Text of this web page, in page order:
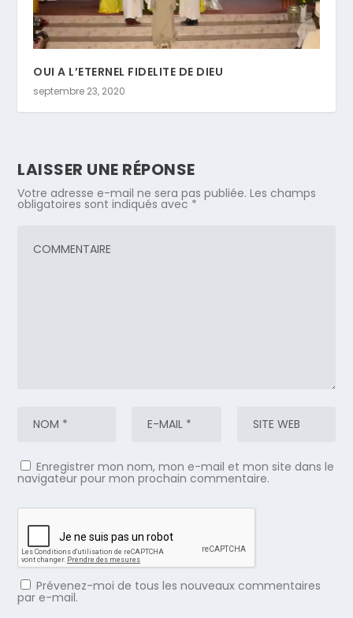
OUI A L’ETERNEL FIDELITE DE DIEU
septembre 23, 2020
LAISSER UNE RÉPONSE
Votre adresse e-mail ne sera pas publiée. Les champs
obligatoires sont indiqués avec *
Enregistrer mon nom, mon e-mail et mon site dans le
navigateur pour mon prochain commentaire.
Prévenez-moi de tous les nouveaux commentaires
par e-mail.